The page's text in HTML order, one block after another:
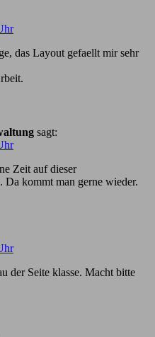
das Layout gefaellt mir sehr
sagt:
Zeit auf dieser
Da kommt man gerne wieder.
der Seite klasse. Macht bitte